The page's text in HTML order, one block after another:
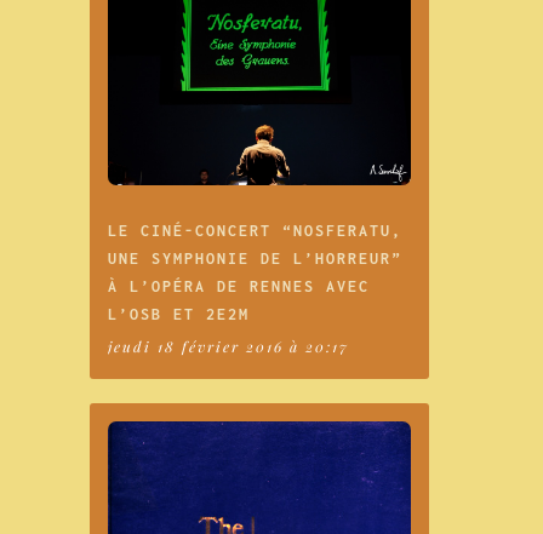
LE CINÉ-CONCERT “NOSFERATU,
UNE SYMPHONIE DE L’HORREUR”
À L’OPÉRA DE RENNES AVEC
L’OSB ET 2E2M
jeudi 18 février 2016 à 20:17